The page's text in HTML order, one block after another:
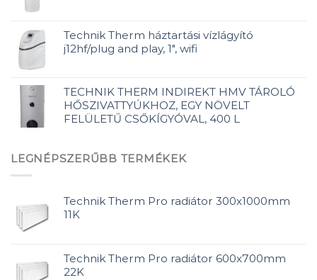
Technik Therm háztartási vízlágyító
j12hf/plug and play, 1", wifi
TECHNIK THERM INDIREKT HMV TÁROLÓ
HŐSZIVATTYÚKHOZ, EGY NÖVELT
FELÜLETŰ CSŐKÍGYÓVAL, 400 L
LEGNÉPSZERŰBB TERMÉKEK
Technik Therm Pro radiátor 300x1000mm
11K
Technik Therm Pro radiátor 600x700mm
22K